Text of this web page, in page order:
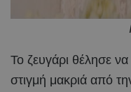
Το ζευγάρι θέλησε
στιγμή μακριά από